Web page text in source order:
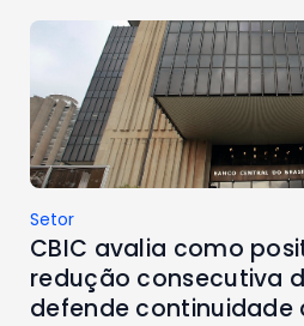
Setor
CBIC avalia como
redução consecutiva
defende continuidade